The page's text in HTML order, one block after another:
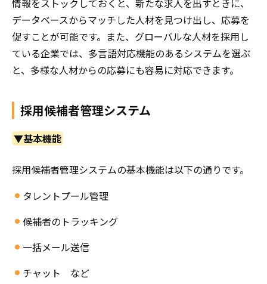
情報をストックしておくと、新たな求人を出すときに、
データベースからマッチした人材を見つけ出し、応募を
促すことが可能です。また、グローバルな人材を採用し
ている企業では、多言語対応機能のあるシステムを選ぶ
と、多様な人材からの応募にも容易に対応できます。
採用候補者管理システム
▼基本機能
採用候補者管理システムの基本機能は以下の通りです。
タレントプール管理
候補者のトラッキング
一括メール送信
チャット など